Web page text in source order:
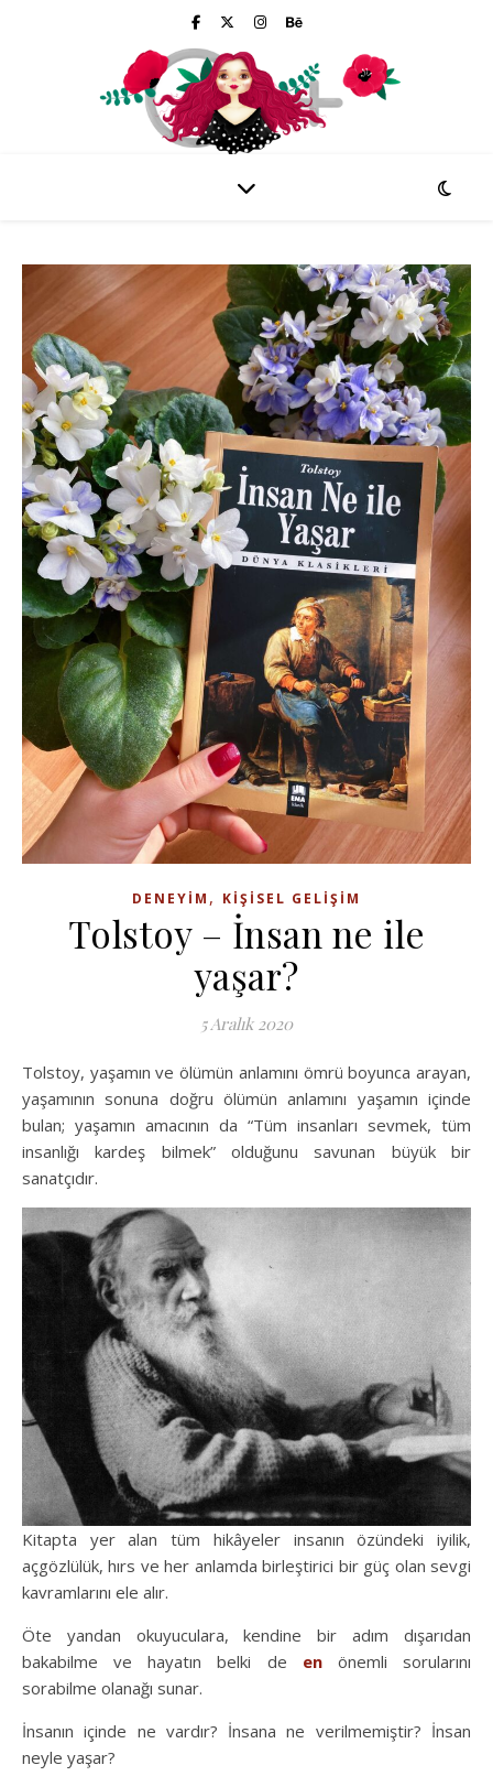
DENEYIM , KIŞISEL GELIŞIM
Tolstoy – İnsan ne ile
yaşar?
5 Aralık 2020
Tolstoy, yaşamın ve ölümün anlamını ömrü boyunca arayan,
yaşamının sonuna doğru ölümün anlamını yaşamın içinde
bulan; yaşamın amacının da “Tüm insanları sevmek, tüm
insanlığı kardeş bilmek” olduğunu savunan büyük bir
sanatçıdır.
Kitapta yer alan tüm hikâyeler insanın özündeki iyilik,
açgözlülük, hırs ve her anlamda birleştirici bir güç olan sevgi
kavramlarını ele alır.
Öte yandan okuyuculara, kendine bir adım dışarıdan
bakabilme ve hayatın belki de enönemli sorularını
sorabilme olanağı sunar.
İnsanın içinde ne vardır? İnsana ne verilmemiştir? İnsan
neyle yaşar?